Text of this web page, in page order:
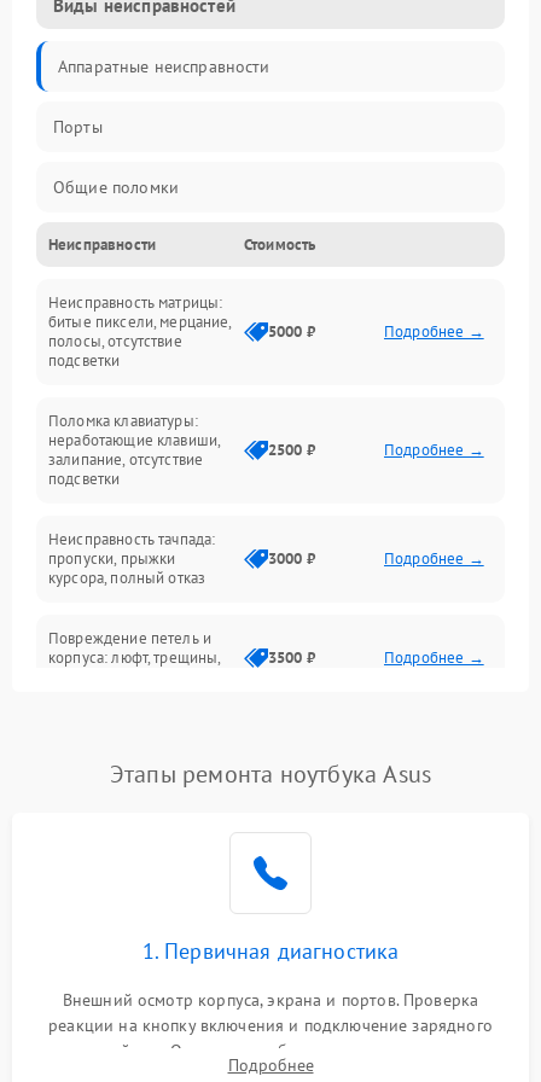
Виды неисправностей
Аппаратные неисправности
Порты
Общие поломки
Устройства
Программные ошибки
Электрические и системные сбои
Интерфейсные проблемы
Батарея
Сеть и интернет
Неисправности Стоимость
Неисправность матрицы:
битые пиксели, мерцание,
полосы, отсутствие
подсветки
5000 ₽ Подробнее →
Поломка клавиатуры:
неработающие клавиши,
залипание, отсутствие
подсветки
2500 ₽ Подробнее →
Неисправность тачпада:
пропуски, прыжки
курсора, полный отказ
3000 ₽ Подробнее →
Повреждение петель и
корпуса: люфт, трещины,
3500 ₽ Подробнее →
невозможность зарядки,
2500 ₽ Подробнее →
2000 ₽
Перегрев из‑за пыли,
неисправности кулера
Выход из строя SSD или
HDD: медленная загрузка,
Этапы ремонта ноутбука Asus
1. Первичная диагностика
Внешний осмотр корпуса, экрана и портов. Проверка
реакции на кнопку включения и подключение зарядного
устройства. Оценка потребления тока с помощью
лабораторного блока питания для локализации проблемы.
Подробнее